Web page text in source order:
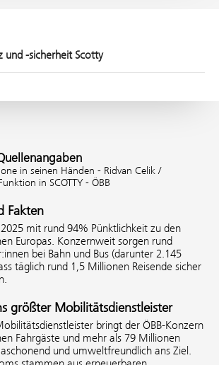
und -sicherheit Scotty
in seinen Händen - Ridvan Celik /
in SCOTTY - ÖBB
Fakten
mit rund 94% Pünktlichkeit zu den
Europas. Konzernweit sorgen rund
bei Bahn und Bus (darunter 2.145
täglich rund 1,5 Millionen Reisende sicher
größter Mobilitätsdienstleister
bringt der ÖBB-Konzern
Fahrgäste und mehr als 79 Millionen
und umweltfreundlich ans Ziel.